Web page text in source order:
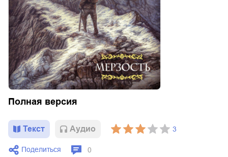
Полная версия
Текст Aудио 3
Поделиться 0